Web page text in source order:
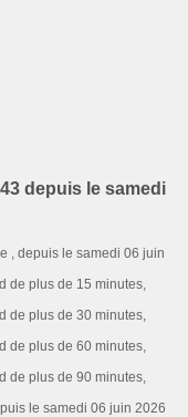
depuis le samedi
, depuis le samedi 06 juin
de plus de 15 minutes,
de plus de 30 minutes,
de plus de 60 minutes,
de plus de 90 minutes,
le samedi 06 juin 2026